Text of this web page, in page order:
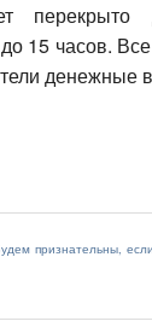
15 часов.
денежные
признательны,